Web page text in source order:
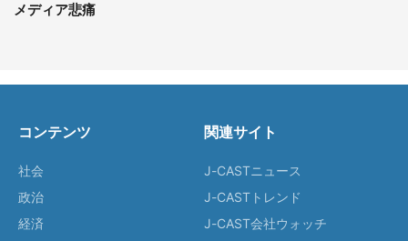
メディア悲痛
コンテンツ
社会
政治
経済
関連サイト
J-CASTニュース
J-CASTトレンド
J-CAST会社ウォッチ